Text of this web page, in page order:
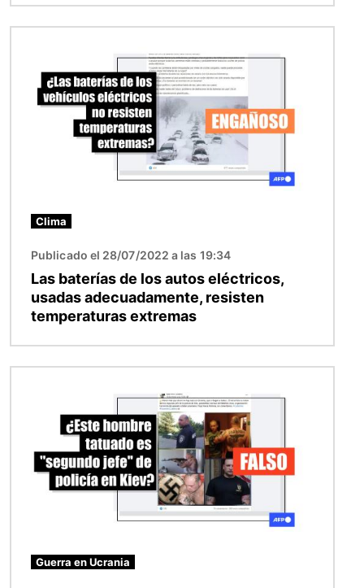
Clima
Publicado el 28/07/2022 a las 19:34
Las baterías de los autos eléctricos,
usadas adecuadamente, resisten
temperaturas extremas
Guerra en Ucrania